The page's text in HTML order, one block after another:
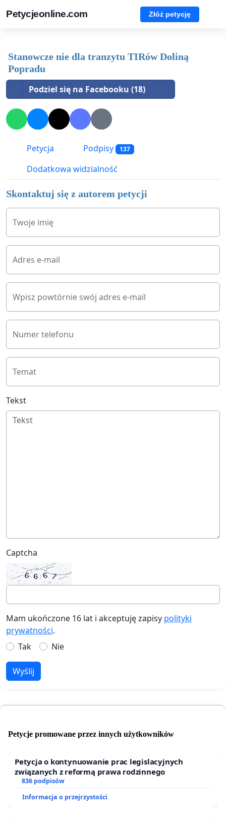
Petycjeonline.com Złóż petycję
Stanowcze nie dla tranzytu TIRów Doliną
Popradu
Podziel się na Facebooku (18)
Petycja Podpisy 137
Dodatkowa widzialność
Skontaktuj się z autorem petycji
Twoje imię
Adres e-mail
Wpisz powtórnie swój adres e-mail
Numer telefonu
Temat
Tekst
Captcha
Mam ukończone 16 lat i akceptuję zapisy polityki
prywatności.
Tak
Nie
Wyślij
Petycje promowane przez innych użytkowników
Petycja o kontynuowanie prac legislacyjnych
związanych z reformą prawa rodzinnego
836 podpisów
Informacja o przejrzystości